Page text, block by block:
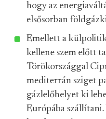
hogy az
elsősorban
Emellett a
kellene szem előtt
Törökországgal
mediterrán sziget
gázlelőhelyet ki
Európába